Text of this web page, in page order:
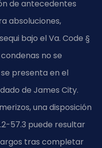
de antecedentes
absoluciones,
bajo el Va. Code §
no se
presenta en el
de James City.
una disposición
57.3 puede resultar
tras completar